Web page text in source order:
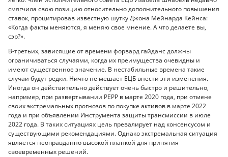
смягчила свою позицию относительно дополнительного повышения
ставок, процитировав известную шутку Джона Мейнарда Кейнса:
«Когда факты меняются, я меняю свое мнение. А что делаете вы,
сэр?».
В-третьих, зависящие от времени форвард гайданс должны
ограничиваться случаями, когда их преимущества очевидны и
имеют существенное значение. В нестабильные времена такие
случаи будут редки. Ничто не мешает ЕЦБ внести эти изменения.
Иногда он действительно действует очень быстро и решительно,
например, при развертывании PEPP в марте 2020 года, при отмене
своих экстремальных прогнозов по покупке активов в марте 2022
года и при объявлении Инструмента защиты трансмиссии в июле
2022 года. В таких ситуациях цель превалирует над консенсусом и
существующими рекомендациями. Однако экстремальная ситуация
является неоправданно высокой планкой для принятия
своевременных решений.